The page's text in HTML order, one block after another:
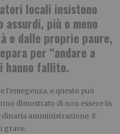
locali insistono
più o meno
e dalle proprie paure,
per “andare a
hanno fallito.
e questo può
dimostrato di non essere in
amministrazione. E
grave.